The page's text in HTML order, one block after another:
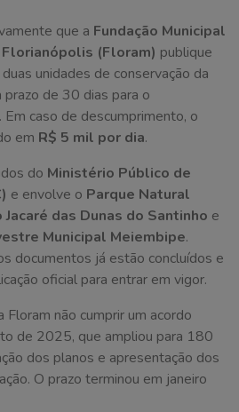
que a Fundação Municipal
(Floram) publique
unidades de conservação da
de 30 dias para o
caso de descumprimento, o
em R$ 5 mil por dia.
do Ministério Público de
e envolve o Parque Natural
das Dunas do Santinho e
Municipal Meiembipe.
documentos já estão concluídos e
oficial para entrar em vigor.
não cumprir um acordo
de 2025, que ampliou para 180
dos planos e apresentação dos
O prazo terminou em janeiro